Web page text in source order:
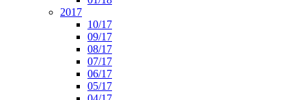
2017
10/17
09/17
08/17
07/17
06/17
05/17